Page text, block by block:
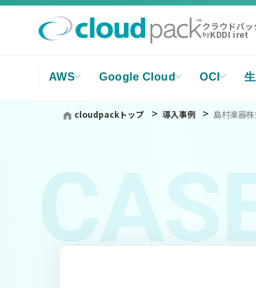
クラウドパッ
byKDDI iret
AWS Google Cloud OCI
cloudpackトップ 導入事例 島村楽器